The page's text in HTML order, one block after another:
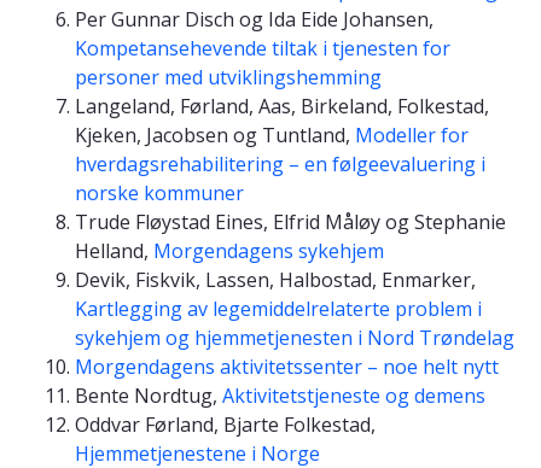
Per Gunnar Disch og Ida Eide Johansen,
Kompetansehevende tiltak i tjenesten for
personer med utviklingshemming
Langeland, Førland, Aas, Birkeland, Folkestad,
Kjeken, Jacobsen og Tuntland, Modeller for
hverdagsrehabilitering – en følgeevaluering i
norske kommuner
Trude Fløystad Eines, Elfrid Måløy og Stephanie
Helland, Morgendagens sykehjem
Devik, Fiskvik, Lassen, Halbostad, Enmarker,
Kartlegging av legemiddelrelaterte problem i
sykehjem og hjemmetjenesten i Nord Trøndelag
Morgendagens aktivitetssenter – noe helt nytt
Bente Nordtug, Aktivitetstjeneste og demens
Oddvar Førland, Bjarte Folkestad,
Hjemmetjenestene i Norge